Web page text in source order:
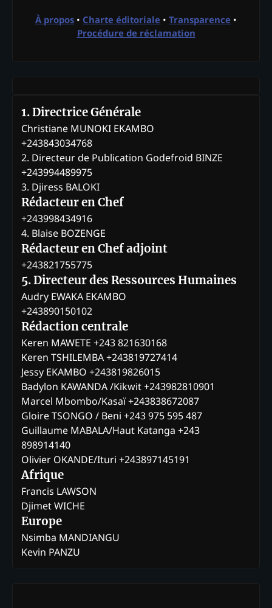
À propos • Charte éditoriale • Transparence •
Procédure de réclamation
1. Directrice Générale
Christiane MUNOKI EKAMBO
+243843034768
2. Directeur de Publication Godefroid BINZE
+243994489975
3. Djiress BALOKI
Rédacteur en Chef
+243998434916
4. Blaise BOZENGE
Rédacteur en Chef adjoint
+243821755775
5. Directeur des Ressources Humaines
Audry EWAKA EKAMBO
+243890150102
Rédaction centrale
Keren MAWETE +243 821630168
Keren TSHILEMBA +243819727414
Jessy EKAMBO +243819826015
Badylon KAWANDA /Kikwit +243982810901
Marcel Mbombo/Kasaï +243838672087
Gloire TSONGO / Beni +243 975 595 487
Guillaume MABALA/Haut Katanga +243
898914140
Olivier OKANDE/Ituri +243897145191
Afrique
Francis LAWSON
Djimet WICHE
Europe
Nsimba MANDIANGU
Kevin PANZU